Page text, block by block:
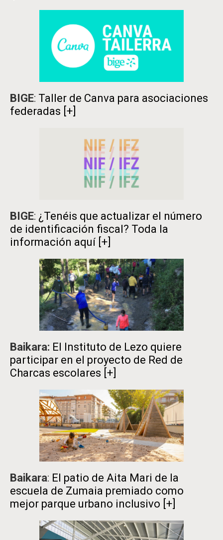
BIGE: Taller de Canva para asociaciones
federadas [+]
BIGE: ¿Tenéis que actualizar el número
de identificación fiscal? Toda la
información aquí [+]
Baikara: El Instituto de Lezo quiere
participar en el proyecto de Red de
Charcas escolares [+]
Baikara: El patio de Aita Mari de la
escuela de Zumaia premiado como
mejor parque urbano inclusivo [+]